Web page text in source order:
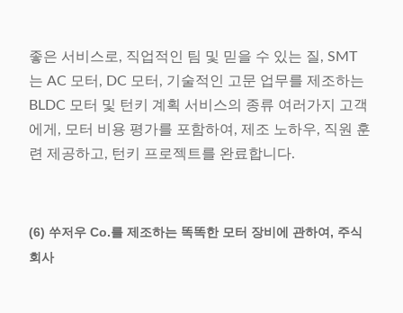
좋은 서비스로, 직업적인 팀 및 믿을 수 있는 질, SMT
는 AC 모터, DC 모터, 기술적인 고문 업무를 제조하는
BLDC 모터 및 턴키 계획 서비스의 종류 여러가지 고객
에게, 모터 비용 평가를 포함하여, 제조 노하우, 직원 훈
련 제공하고, 턴키 프로젝트를 완료합니다.
(6) 쑤저우 Co.를 제조하는 똑똑한 모터 장비에 관하여, 주식
회사